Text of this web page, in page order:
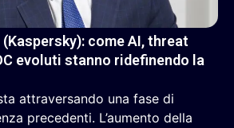
(Kaspersky): come AI, threat
evoluti stanno ridefinendo la
attraversando una fase di
precedenti. L’aumento della